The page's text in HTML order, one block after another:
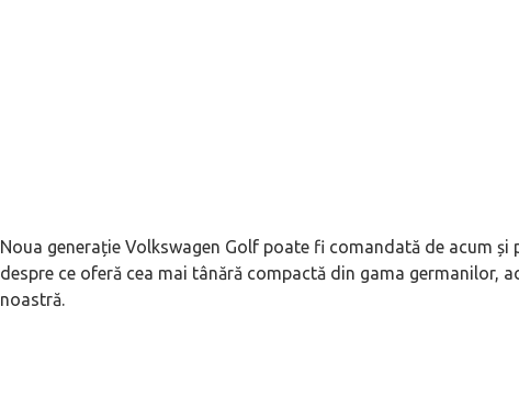
Noua generație Volkswagen Golf poate fi comandată de acum
despre ce oferă cea mai tânără compactă din gama germanilor,
noastră.